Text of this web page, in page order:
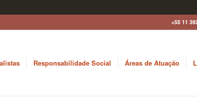
+55 11
Responsabilidade Social Áreas de Atuação